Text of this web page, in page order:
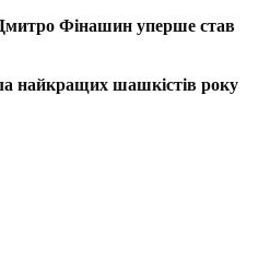
Фінашин уперше став
найкращих шашкістів року